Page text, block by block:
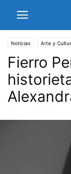
Noticias Arte y
Fierro